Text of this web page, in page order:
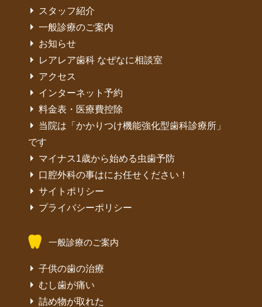
スタッフ紹介
一般診療のご案内
お知らせ
レアレア歯科 なぜなに相談室
アクセス
インターネット予約
料金表・医療費控除
当院は「かかりつけ機能強化型歯科診療所」
です
マイナス1歳から始める虫歯予防
口腔外科の事はにお任せください！
サイトポリシー
プライバシーポリシー
一般診療のご案内
子供の歯の治療
むし歯が痛い
詰め物が取れた